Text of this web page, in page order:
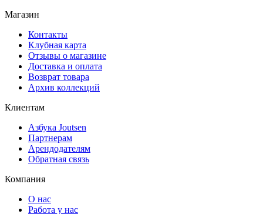
Магазин
Контакты
Клубная карта
Отзывы о магазине
Доставка и оплата
Возврат товара
Архив коллекций
Клиентам
Азбука Joutsen
Партнерам
Арендодателям
Обратная связь
Компания
О нас
Работа у нас